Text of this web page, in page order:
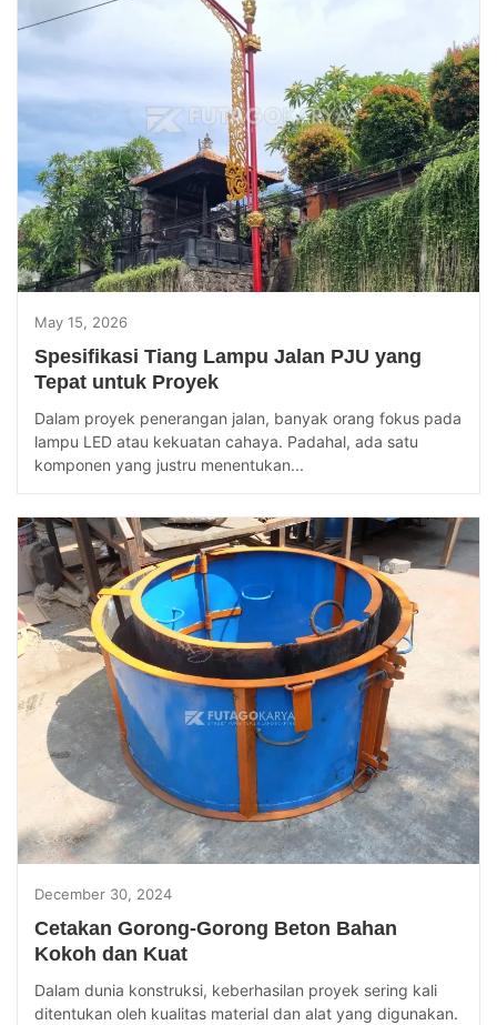
May 15, 2026
Spesifikasi Tiang Lampu Jalan PJU yang
Tepat untuk Proyek
Dalam proyek penerangan jalan, banyak orang fokus pada
lampu LED atau kekuatan cahaya. Padahal, ada satu
komponen yang justru menentukan...
December 30, 2024
Cetakan Gorong-Gorong Beton Bahan
Kokoh dan Kuat
Dalam dunia konstruksi, keberhasilan proyek sering kali
ditentukan oleh kualitas material dan alat yang digunakan.